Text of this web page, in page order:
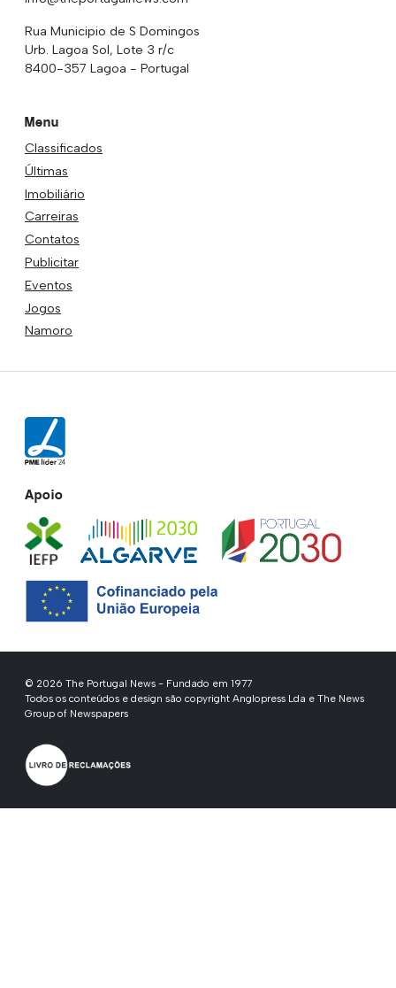
Rua Municipio de S Domingos
Urb. Lagoa Sol, Lote 3 r/c
8400-357 Lagoa - Portugal
Menu
Classificados
Últimas
Imobiliário
Carreiras
Contatos
Publicitar
Eventos
Jogos
Namoro
Apoio
© 2026 The Portugal News - Fundado em 1977
Todos os conteúdos e design são copyright Anglopress Lda e The News
Group of Newspapers